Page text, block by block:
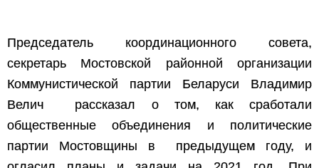
Председатель координационного совета,
секретарь Мостовской районной организации
Коммунистической партии Беларуси Владимир
Велич рассказал о том, как сработали
общественные объединения и политические
партии Мостовщины в предыдущем году, и